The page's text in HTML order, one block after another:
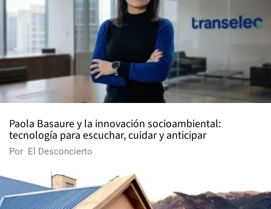
Paola Basaure y la innovación socioambiental:
tecnología para escuchar, cuidar y anticipar
Por El Desconcierto